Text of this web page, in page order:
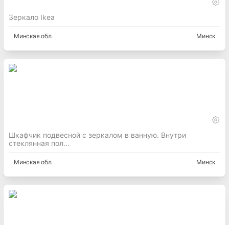
Зеркало Ikea
Минская обл. Минск
Шкафчик подвесной с зеркалом в ванную. Внутри
стеклянная пол...
Минская обл. Минск